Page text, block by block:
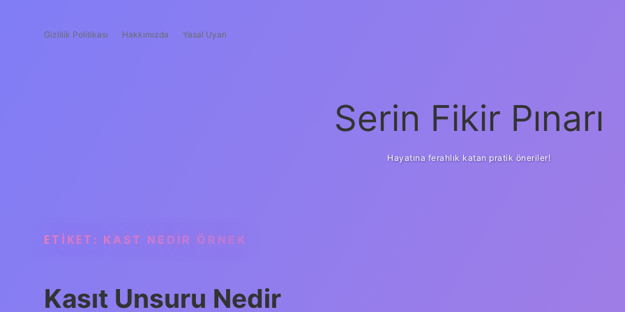
Gizlilik Politikası Hakkımızda Yasal Uyarı
Serin Fikir Pınarı
Hayatına ferahlık katan pratik öneriler!
ETIKET: KAST NEDIR ÖRNEK
Kasıt Unsuru Nedir